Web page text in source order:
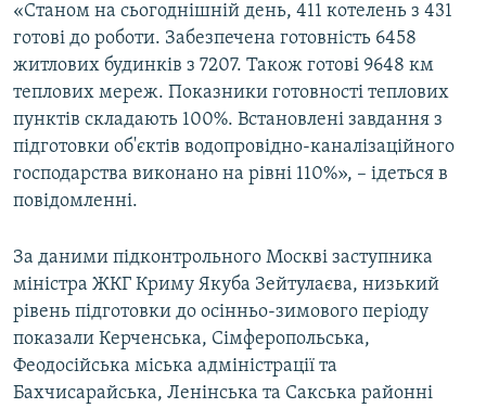
«Станом на сьогоднішній день, 411 котелень з 431
готові до роботи. Забезпечена готовність 6458
житлових будинків з 7207. Також готові 9648 км
теплових мереж. Показники готовності теплових
пунктів складають 100%. Встановлені завдання з
підготовки об'єктів водопровідно-каналізаційного
господарства виконано на рівні 110%», – ідеться в
повідомленні.
За даними підконтрольного Москві заступника
міністра ЖКГ Криму Якуба Зейтулаєва, низький
рівень підготовки до осінньо-зимового періоду
показали Керченська, Сімферопольська,
Феодосійська міська адміністрації та
Бахчисарайська, Ленінська та Сакська районні